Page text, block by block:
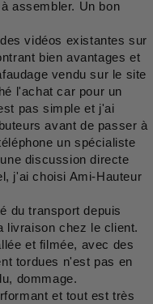
assembler. Un bon
vidéos existantes sur
bien avantages et
vendu sur le site
l'achat car pour un
pas simple et j'ai
avant de passer à
un spécialiste
discussion directe
j'ai choisi Ami-Hauteur
du transport depuis
livraison chez le client.
et filmée, avec des
tordues n'est pas en
dommage.
et tout est très